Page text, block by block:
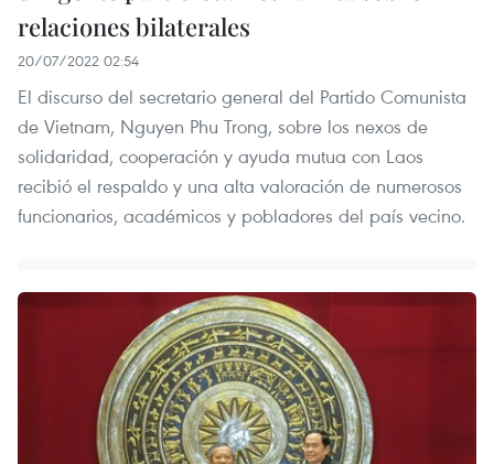
relaciones bilaterales
20/07/2022 02:54
El discurso del secretario general del Partido Comunista
de Vietnam, Nguyen Phu Trong, sobre los nexos de
solidaridad, cooperación y ayuda mutua con Laos
recibió el respaldo y una alta valoración de numerosos
funcionarios, académicos y pobladores del país vecino.